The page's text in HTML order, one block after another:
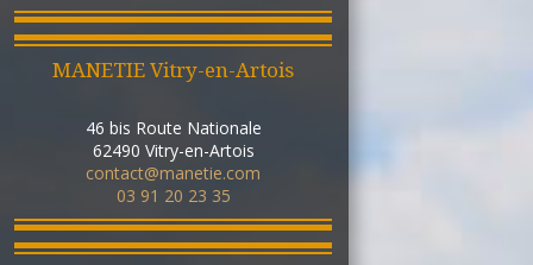
MANETIE Vitry-en-Artois
46 bis Route Nationale
62490 Vitry-en-Artois
contact@manetie.com
03 91 20 23 35